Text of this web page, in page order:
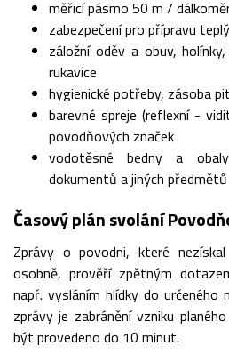
měřicí pásmo 50 m /
zabezpečení pro přípravu
záložní oděv a obuv,
rukavice
hygienické potřeby, zásoba
barevné spreje (reflexní -
povodňových značek
vodotěsné bedny a
dokumentů a jiných předmětů
Časový plán svolání
Zprávy o povodni, které
osobně, prověří zpětným
např. vysláním hlídky do
zprávy je zabránění vzniku
být provedeno do 10 minut.